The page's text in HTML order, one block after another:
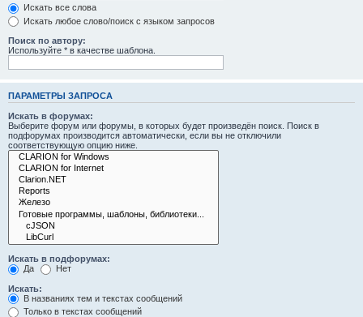
Искать все слова
Искать любое слово/поиск с языком запросов
Поиск по автору:
Используйте * в качестве шаблона.
ПАРАМЕТРЫ ЗАПРОСА
Искать в форумах:
Выберите форум или форумы, в которых будет произведён поиск. Поиск в
подфорумах производится автоматически, если вы не отключили
соответствующую опцию ниже.
Искать в подфорумах:
Да
Нет
Искать:
В названиях тем и текстах сообщений
Только в текстах сообщений